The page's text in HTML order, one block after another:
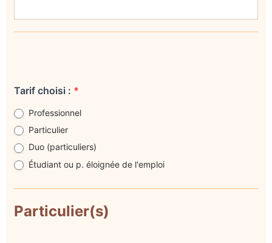
Tarif choisi : *
Professionnel
Particulier
Duo (particuliers)
Étudiant ou p. éloignée de l'emploi
Particulier(s)